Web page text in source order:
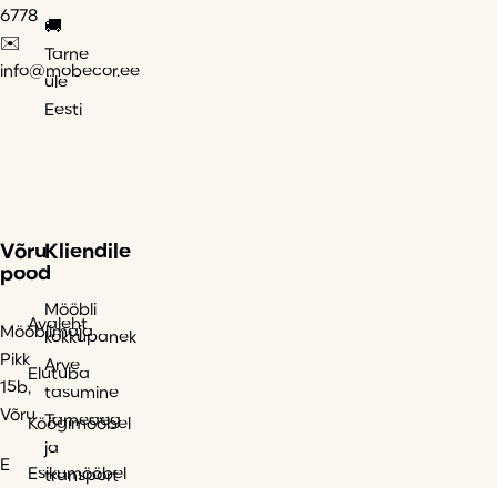
6778
✉️
info@mobecor.ee
🚚
Tarne
üle
Eesti
Võru
pood
Mööblimaja
Pikk
15b,
Võru
E
Kliendile
Mööbli
kokkupanek
Arve
tasumine
Tarneaeg
ja
transport
Avaleht
Elutuba
Köögimööbel
Esikumööbel